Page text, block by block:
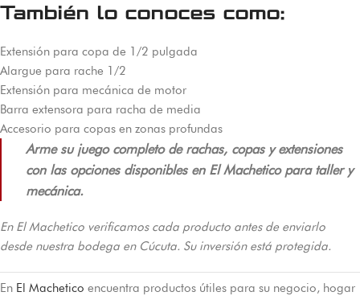
También lo conoces como:
Extensión para copa de 1/2 pulgada
Alargue para rache 1/2
Extensión para mecánica de motor
Barra extensora para racha de media
Accesorio para copas en zonas profundas
Arme su juego completo de rachas, copas y extensiones
con las opciones disponibles en El Machetico para taller y
mecánica.
En El Machetico verificamos cada producto antes de enviarlo
desde nuestra bodega en Cúcuta. Su inversión está protegida.
En El Machetico encuentra productos útiles para su negocio, hogar